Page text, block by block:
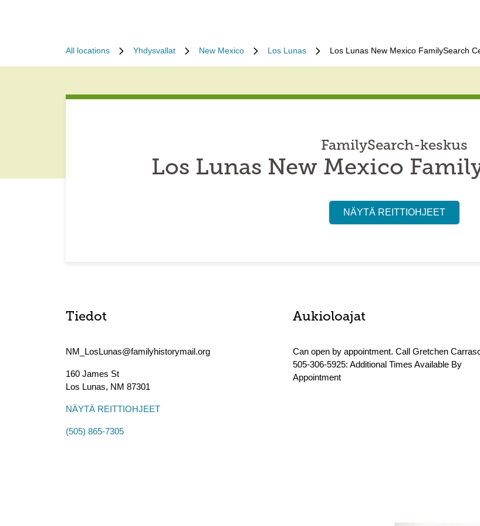
All locations Yhdysvallat New Mexico Los Lunas Los Lunas New Mexico FamilySearch
FamilySearch-keskus
Los Lunas New Mexico
NÄYTÄ REITTIOHJEET
Tiedot
NM_LosLunas@familyhistorymail.org
160 James St
Los Lunas, NM 87301
NÄYTÄ REITTIOHJEET
(505) 865-7305
Aukioloajat
Can open by appointment. Call Gretchen
505-306-5925: Additional Times Available By
Appointment